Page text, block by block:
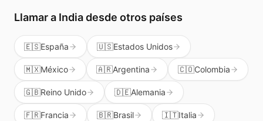
Llamar a Indiadesde otros países
🇪🇸España 🇺🇸Estados Unidos
🇲🇽México 🇦🇷Argentina 🇨🇴Colombia
🇬🇧Reino Unido 🇩🇪Alemania
🇫🇷Francia 🇧🇷Brasil 🇮🇹Italia